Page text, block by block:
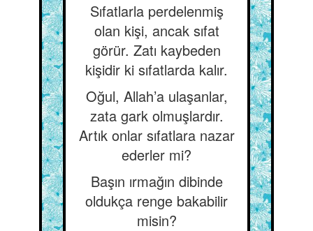
Sıfatlarla perdelenmiş
olan kişi, ancak sıfat
görür. Zatı kaybeden
kişidir ki sıfatlarda kalır.
Oğul, Allah’a ulaşanlar,
zata gark olmuşlardır.
Artık onlar sıfatlara nazar
ederler mi?
Başın ırmağın dibinde
oldukça renge bakabilir
misin?